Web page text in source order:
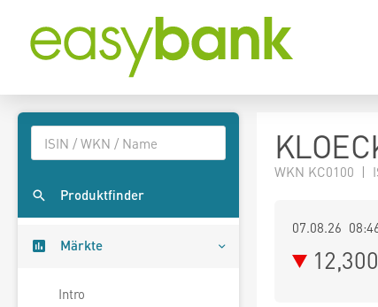
Produktfinder
Märkte
Intro
WKN KC0100 |
07.08.26
12,300